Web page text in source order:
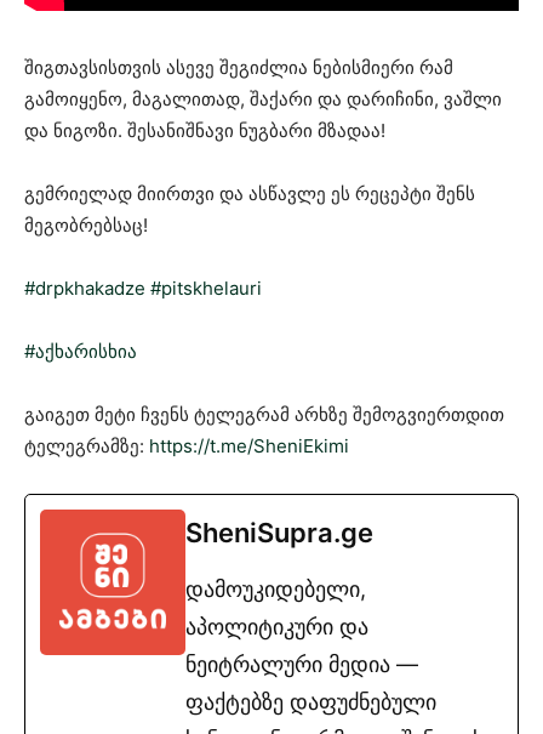
შიგთავსისთვის ასევე შეგიძლია ნებისმიერი რამ
გამოიყენო, მაგალითად, შაქარი და დარიჩინი, ვაშლი
და ნიგოზი. შესანიშნავი ნუგბარი მზადაა!
გემრიელად მიირთვი და ასწავლე ეს რეცეპტი შენს
მეგობრებსაც!
#drpkhakadze #pitskhelauri
#აქხარისხია
გაიგეთ მეტი ჩვენს ტელეგრამ არხზე შემოგვიერთდით
ტელეგრამზე: https://t.me/SheniEkimi
SheniSupra.ge
დამოუკიდებელი,
აპოლიტიკური და
ნეიტრალური მედია —
ფაქტებზე დაფუძნებული